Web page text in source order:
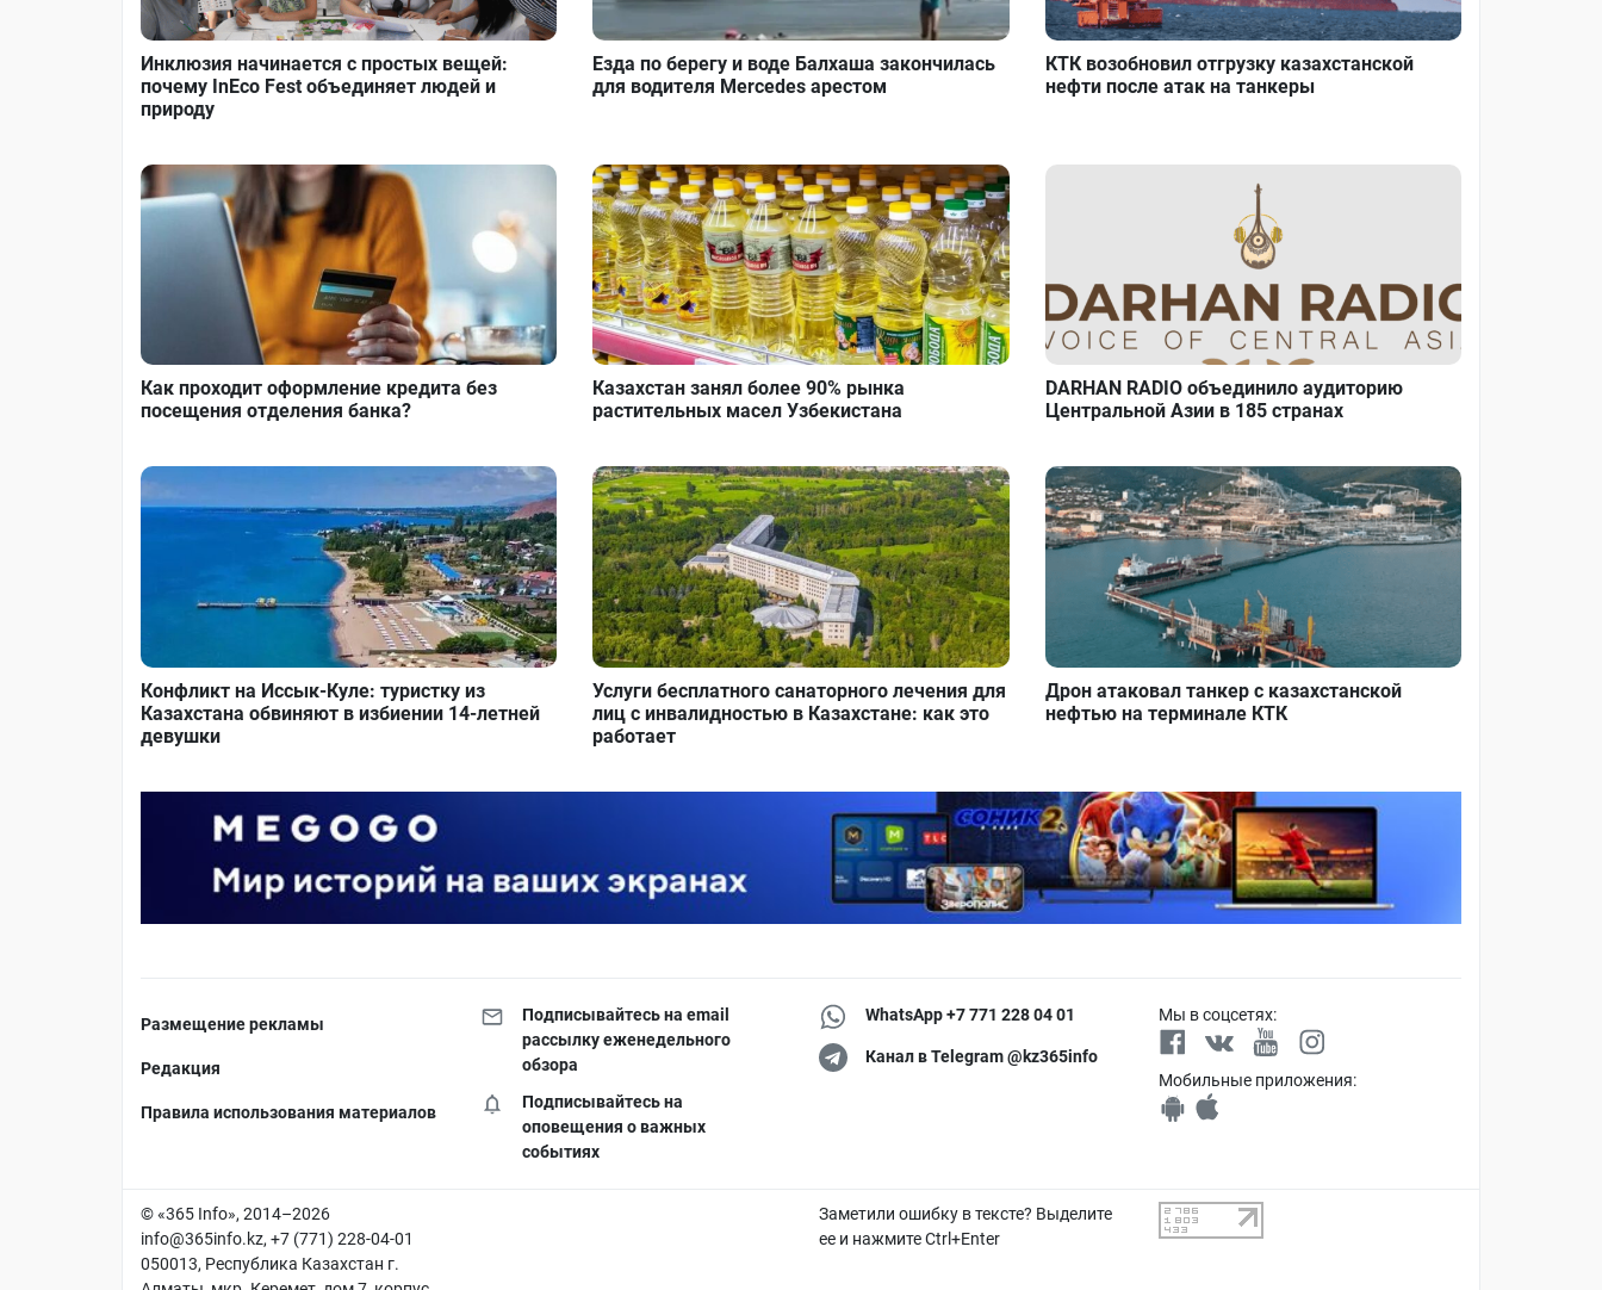
Инклюзия начинается с простых вещей:
почему InEco Fest объединяет людей и
природу
Езда по берегу и воде Балхаша закончилась
для водителя Mercedes арестом
КТК возобновил отгрузку казахстанской
нефти после атак на танкеры
Как проходит оформление кредита без
посещения отделения банка?
Казахстан занял более 90% рынка
растительных масел Узбекистана
DARHAN RADIO объединило аудиторию
Центральной Азии в 185 странах
Конфликт на Иссык-Куле: туристку из
Казахстана обвиняют в избиении 14-летней
девушки
Услуги бесплатного санаторного лечения для
лиц с инвалидностью в Казахстане: как это
работает
Дрон атаковал танкер с казахстанской
нефтью на терминале КТК
Размещение рекламы
Редакция
Правила использования материалов
Подписывайтесь на email
рассылку еженедельного
обзора
Подписывайтесь на
оповещения о важных
событиях
WhatsApp +7 771 228 04 01
Канал в Telegram @kz365info
Мы в соцсетях:
Мобильные приложения:
© «365 Info», 2014–2026
info@365info.kz, +7 (771) 228-04-01
050013, Республика Казахстан г.
Заметили ошибку в тексте? Выделите
ее и нажмите Ctrl+Enter